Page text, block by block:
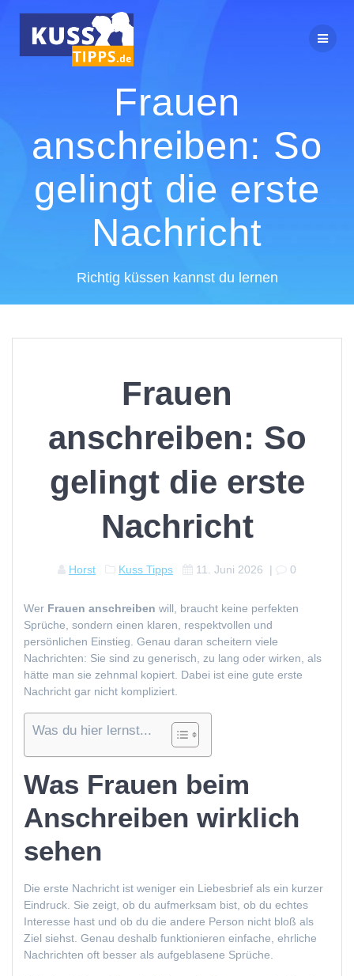
Frauen
anschreiben: So
gelingt die erste
Nachricht
Richtig küssen kannst du lernen
Frauen
anschreiben: So
gelingt die erste
Nachricht
Horst Kuss Tipps 11. Juni 2026 | 0
Wer Frauen anschreiben will, braucht keine perfekten
Sprüche, sondern einen klaren, respektvollen und
persönlichen Einstieg. Genau daran scheitern viele
Nachrichten: Sie sind zu generisch, zu lang oder wirken, als
hätte man sie zehnmal kopiert. Dabei ist eine gute erste
Nachricht gar nicht kompliziert.
Was du hier lernst...
Was Frauen beim
Anschreiben wirklich
sehen
Die erste Nachricht ist weniger ein Liebesbrief als ein kurzer
Eindruck. Sie zeigt, ob du aufmerksam bist, ob du echtes
Interesse hast und ob du die andere Person nicht bloß als
Ziel siehst. Genau deshalb funktionieren einfache, ehrliche
Nachrichten oft besser als aufgeblasene Sprüche.